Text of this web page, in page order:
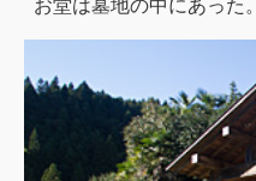
お堂は墓地の中にあった。